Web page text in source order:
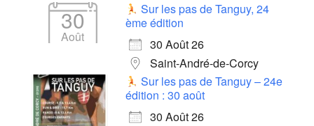
30
Août
Sur les pas de Tanguy, 24
ème édition
30 Août 26
Saint-André-de-Corcy
Sur les pas de Tanguy – 24e
édition : 30 août
30 Août 26